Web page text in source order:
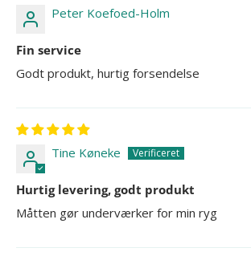
Peter Koefoed-Holm
Fin service
Godt produkt, hurtig forsendelse
Tine Køneke
Hurtig levering, godt produkt
Måtten gør underværker for min ryg